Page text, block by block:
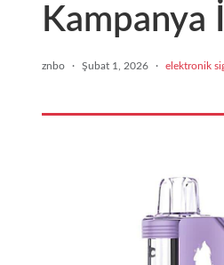
Kampanya
znbo · Şubat 1, 2026 · elektronik